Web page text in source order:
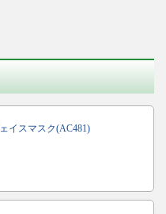
イスマスク(AC481)